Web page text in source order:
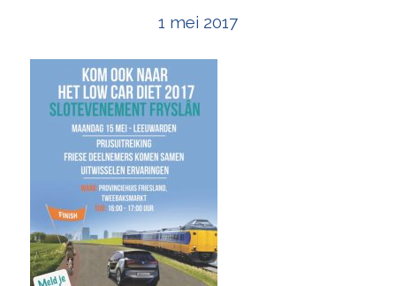
1 mei 2017